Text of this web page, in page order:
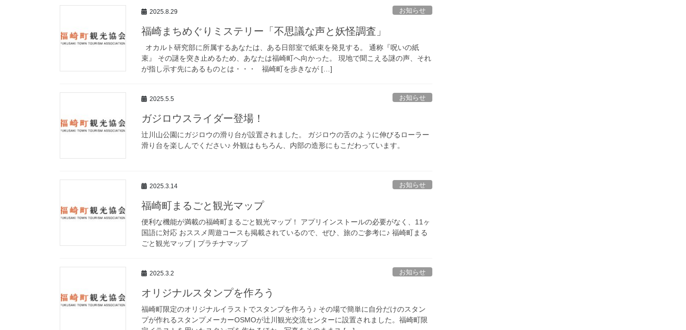
2025.8.29 お知らせ
福崎まちめぐりミステリー「不思議な声と妖怪調査」
オカルト研究部に所属するあなたは、ある日部室で紙束を発見する。 通称『呪いの紙
束』 その謎を突き止めるため、あなたは福崎町へ向かった。 現地で聞こえる謎の声、それ
が指し示す先にあるものとは・・・ 福崎町を歩きなが […]
2025.5.5 お知らせ
ガジロウスライダー登場！
辻川山公園にガジロウの滑り台が設置されました。 ガジロウの舌のように伸びるローラー
滑り台を楽しんでください♪ 外観はもちろん、内部の造形にもこだわっています。
2025.3.14 お知らせ
福崎町まるごと観光マップ
便利な機能が満載の福崎町まるごと観光マップ！ アプリインストールの必要がなく、11ヶ
国語に対応 おススメ周遊コースも掲載されているので、ぜひ、旅のご参考に♪ 福崎町まる
ごと観光マップ | プラチナマップ
2025.3.2 お知らせ
オリジナルスタンプを作ろう
福崎町限定のオリジナルイラストでスタンプを作ろう♪ その場で簡単に自分だけのスタン
プが作れるスタンプメーカーOSMOが辻川観光交流センターに設置されました。福崎町限